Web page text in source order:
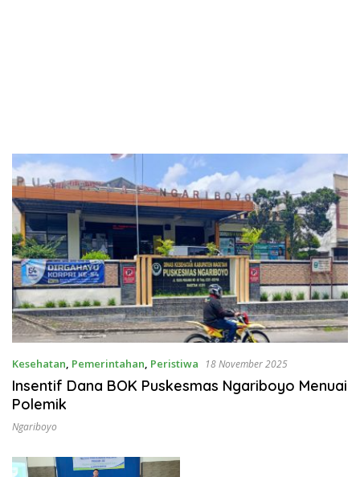
Kesehatan, Pemerintahan, Peristiwa 18 November 2025
Insentif Dana BOK Puskesmas Ngariboyo Menuai
Polemik
Ngariboyo